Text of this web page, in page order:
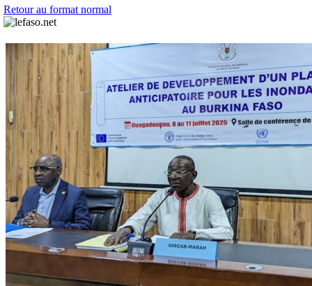
Retour au format normal